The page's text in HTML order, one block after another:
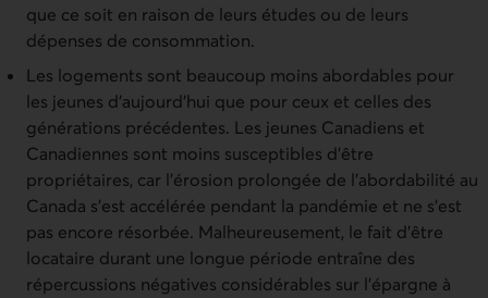
que ce soit en raison de leurs études ou de leurs
dépenses de consommation.
Les logements sont beaucoup moins abordables pour
les jeunes d’aujourd’hui que pour ceux et celles des
générations précédentes. Les jeunes Canadiens et
Canadiennes sont moins susceptibles d’être
propriétaires, car l’érosion prolongée de l’abordabilité au
Canada s’est accélérée pendant la pandémie et ne s’est
pas encore résorbée. Malheureusement, le fait d’être
locataire durant une longue période entraîne des
répercussions négatives considérables sur l’épargne à